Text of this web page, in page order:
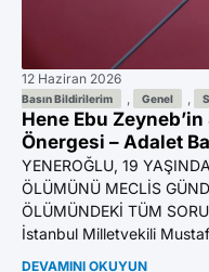
12 Haziran 2026
Basın Bildirilerim Genel
Hene Ebu
Önergesi – Adalet
YENEROĞLU, 19
ÖLÜMÜNÜ MECLİS
ÖLÜMÜNDEKİ TÜM
İstanbul Milletvekili
DEVAMINI OKUYUN